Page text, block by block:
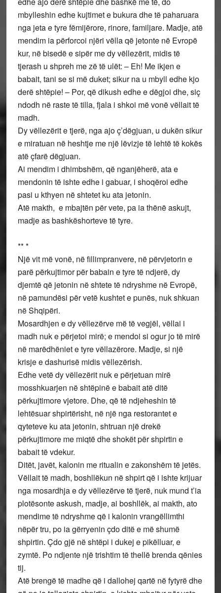
mbylleshin edhe kujtimet e bukura dhe të paharuara
nga jeta e tyre fëmijërore, rinore, familjare. Madje, atë
mendim ia përforcoi njëri vëlla që jetonte në Evropë
kur, në bisedë e sipër me dy vëllezërit, midis të
tjerash u shpreh me zë të ulët: – Eh! Me ikjen e
babait, tani se si më duket; sikur na u mbyll edhe kjo
derë shtëpie! – Por, që dikush edhe e dëgjoi dhe, siç
ndodh në raste të tilla, fjala i shkoi më vonë vëllait të
madh.
Dy vëllezërit e tjerë, nga ajo ç’dëgjuan, u dukën sikur
e miratuan në heshtje me një lëvizje të lehtë të kokës
atë çfarë dëgjuan.
Ai mendim i dhimbshëm, që nganjëherë, ata e
mendonin të ishte edhe i gabuar, i shoqëroi edhe
pasi u kthyen në shtetet ku ata jetonin.
Atë makth, e mbajtën për vete, pa ia thënë askujt,
madje as bashkëshorteve të tyre.
** *
Një vit më vonë, në fillimpranvere, në përvjetorin e
parë përkujtimor për babain e tyre të ndjerë, dy
djemtë që jetonin në shtete të ndryshme në Evropë,
në pamundësi për vetë kushtet e punës, nuk shkuan
në Shqipëri.
Mosardhjen e dy vëllezërve më të vegjël, vëllai i
madh nuk e përjetoi mirë; e mendoi si ogur jo të mirë
në marëdhëniet e tyre vëllazërore. Madje, si një
krisje e dashurisë midis vëllezërish.
Edhe vetë dy vëllezërit nuk e përjetuan mirë
mosshkuarjen në shtëpinë e babait atë ditë
përkujtimore vjetore. Dhe, që të ndjeheshin të
lehtësuar shpirtërisht, në një nga restorantet e
qyteteve ku ata jetonin, shtruan një drekë
përkujtimore me miqtë dhe shokët për shpirtin e
babait të vdekur.
Ditët, javët, kalonin me ritualin e zakonshëm të jetës.
Vëllait të madh, boshllëkun në shpirt që i ishte krijuar
nga mosardhja e dy vëllezërve të tjerë, nuk mund t’ia
plotësonte askush, madje, ai boshllëk, ai makth, ato
mendime të ndryshme që i kalonin vrangëllimthi
nëpër tru, po ia gërryenin çdo ditë e më shumë
shpirtin. Çdo gjë në shtëpi i dukej e pikëlluar, e
zymtë. Po ndjente një trishtim të thellë brenda qënies
tij.
Atë brengë të madhe që i dallohej qartë në fytyrë dhe